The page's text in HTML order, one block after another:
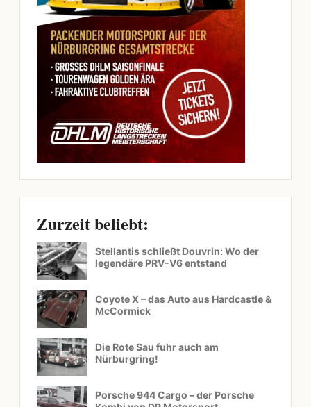
Zurzeit beliebt:
Stellantis schließt Douvrin: Wo der
legendäre PRV-V6 entstand
Coyote X – das Auto aus Hardcastle &
McCormick
Die Rote Sau fuhr auch am
Nürburgring!
Porsche 944 Cargo – der Porsche